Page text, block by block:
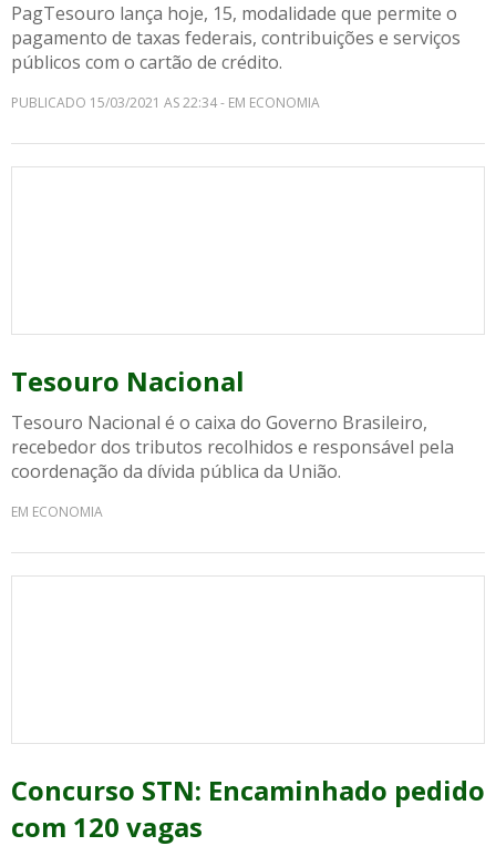
PagTesouro lança hoje, 15, modalidade que permite o
pagamento de taxas federais, contribuições e serviços
públicos com o cartão de crédito.
PUBLICADO 15/03/2021 AS 22:34 - EM ECONOMIA
Tesouro Nacional
Tesouro Nacional é o caixa do Governo Brasileiro,
recebedor dos tributos recolhidos e responsável pela
coordenação da dívida pública da União.
EM ECONOMIA
Concurso STN: Encaminhado pedido
com 120 vagas